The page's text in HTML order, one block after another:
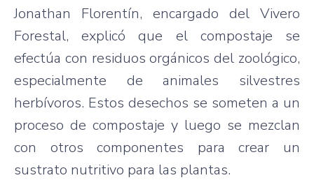
Jonathan Florentín, encargado del Vivero
Forestal, explicó que el compostaje se
efectúa con residuos orgánicos del zoológico,
especialmente de animales silvestres
herbívoros. Estos desechos se someten a un
proceso de compostaje y luego se mezclan
con otros componentes para crear un
sustrato nutritivo para las plantas.